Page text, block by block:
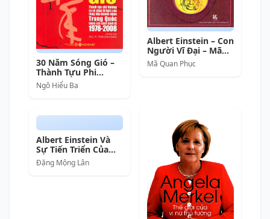
30 Năm Sóng Gió –
Thành Tựu Phi
Thường Và Số Phận
Bi Kịch Của Tầng Lớp
Kinh Tế 1978-2008 –
Ngô Hiểu Ba full
mobi pdf epub azw3
[Doanh Nhân]
Ngô Hiểu Ba
Albert Einstein – Con
Người Vĩ Đại – Mã
Quan Phục full prc
pdf epub azw3
Mã Quan Phục
Albert Einstein Và
Sự Tiến Triển Của
Vật Lý Học Hiện Đại
Đặng Mộng Lân